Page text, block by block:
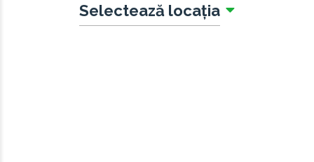
Selectează locația